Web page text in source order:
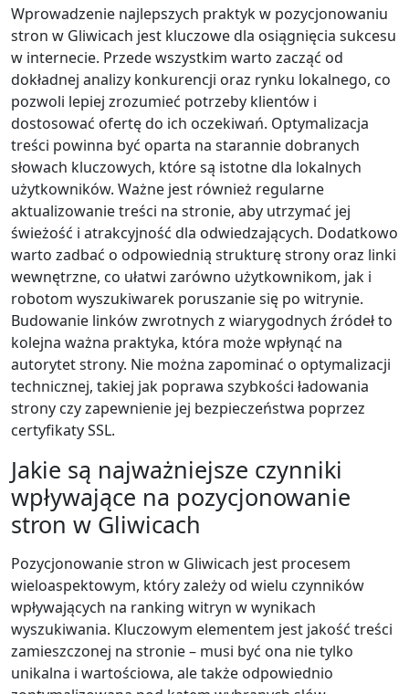
Wprowadzenie najlepszych praktyk w pozycjonowaniu
stron w Gliwicach jest kluczowe dla osiągnięcia sukcesu
w internecie. Przede wszystkim warto zacząć od
dokładnej analizy konkurencji oraz rynku lokalnego, co
pozwoli lepiej zrozumieć potrzeby klientów i
dostosować ofertę do ich oczekiwań. Optymalizacja
treści powinna być oparta na starannie dobranych
słowach kluczowych, które są istotne dla lokalnych
użytkowników. Ważne jest również regularne
aktualizowanie treści na stronie, aby utrzymać jej
świeżość i atrakcyjność dla odwiedzających. Dodatkowo
warto zadbać o odpowiednią strukturę strony oraz linki
wewnętrzne, co ułatwi zarówno użytkownikom, jak i
robotom wyszukiwarek poruszanie się po witrynie.
Budowanie linków zwrotnych z wiarygodnych źródeł to
kolejna ważna praktyka, która może wpłynąć na
autorytet strony. Nie można zapominać o optymalizacji
technicznej, takiej jak poprawa szybkości ładowania
strony czy zapewnienie jej bezpieczeństwa poprzez
certyfikaty SSL.
Jakie są najważniejsze czynniki
wpływające na pozycjonowanie
stron w Gliwicach
Pozycjonowanie stron w Gliwicach jest procesem
wieloaspektowym, który zależy od wielu czynników
wpływających na ranking witryn w wynikach
wyszukiwania. Kluczowym elementem jest jakość treści
zamieszczonej na stronie – musi być ona nie tylko
unikalna i wartościowa, ale także odpowiednio